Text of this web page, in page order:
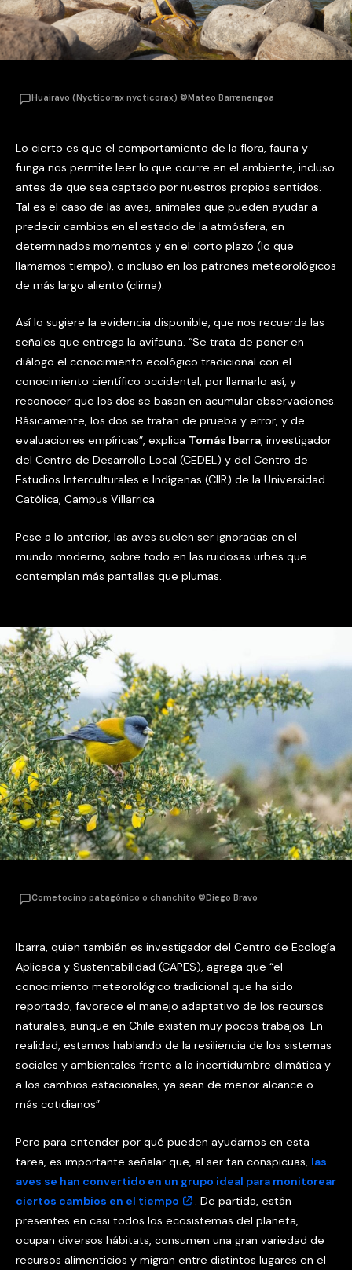
Huairavo (Nycticorax nycticorax) ©Mateo Barrenengoa
Lo cierto es que el comportamiento de la flora, fauna y
funga nos permite leer lo que ocurre en el ambiente, incluso
antes de que sea captado por nuestros propios sentidos.
Tal es el caso de las aves, animales que pueden ayudar a
predecir cambios en el estado de la atmósfera, en
determinados momentos y en el corto plazo (lo que
llamamos tiempo), o incluso en los patrones meteorológicos
de más largo aliento (clima).
Así lo sugiere la evidencia disponible, que nos recuerda las
señales que entrega la avifauna. “Se trata de poner en
diálogo el conocimiento ecológico tradicional con el
conocimiento científico occidental, por llamarlo así, y
reconocer que los dos se basan en acumular observaciones.
Básicamente, los dos se tratan de prueba y error, y de
evaluaciones empíricas”, explica Tomás Ibarra, investigador
del Centro de Desarrollo Local (CEDEL) y del Centro de
Estudios Interculturales e Indígenas (CIIR) de la Universidad
Católica, Campus Villarrica.
Pese a lo anterior, las aves suelen ser ignoradas en el
mundo moderno, sobre todo en las ruidosas urbes que
contemplan más pantallas que plumas.
Cometocino patagónico o chanchito ©Diego Bravo
Ibarra, quien también es investigador del Centro de Ecología
Aplicada y Sustentabilidad (CAPES), agrega que “el
conocimiento meteorológico tradicional que ha sido
reportado, favorece el manejo adaptativo de los recursos
naturales, aunque en Chile existen muy pocos trabajos. En
realidad, estamos hablando de la resiliencia de los sistemas
sociales y ambientales frente a la incertidumbre climática y
a los cambios estacionales, ya sean de menor alcance o
más cotidianos”
Pero para entender por qué pueden ayudarnos en esta
tarea, es importante señalar que, al ser tan conspicuas, las
aves se han convertido en un grupo ideal para monitorear
ciertos cambios en el tiempo
. De partida, están
presentes en casi todos los ecosistemas del planeta,
ocupan diversos hábitats, consumen una gran variedad de
recursos alimenticios y migran entre distintos lugares en el